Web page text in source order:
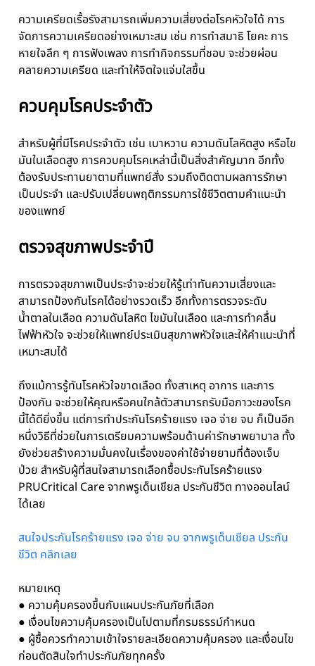
ความเครียดเรื้อรังสามารถเพิ่มความเสี่ยงต่อโรคหัวใจได้ การ
จัดการความเครียดอย่างเหมาะสม เช่น การทำสมาธิ โยคะ การ
หายใจลึก ๆ การฟังเพลง การทำกิจกรรมที่ชอบ จะช่วยผ่อน
คลายความเครียด และทำให้จิตใจแจ่มใสขึ้น
ควบคุมโรคประจำตัว
สำหรับผู้ที่มีโรคประจำตัว เช่น เบาหวาน ความดันโลหิตสูง หรือไข
มันในเลือดสูง การควบคุมโรคเหล่านี้เป็นสิ่งสำคัญมาก อีกทั้ง
ต้องรับประทานยาตามที่แพทย์สั่ง รวมถึงติดตามผลการรักษา
เป็นประจำ และปรับเปลี่ยนพฤติกรรมการใช้ชีวิตตามคำแนะนำ
ของแพทย์
ตรวจสุขภาพประจำปี
การตรวจสุขภาพเป็นประจำจะช่วยให้รู้เท่าทันความเสี่ยงและ
สามารถป้องกันโรคได้อย่างรวดเร็ว อีกทั้งการตรวจระดับ
น้ำตาลในเลือด ความดันโลหิต ไขมันในเลือด และการทำคลื่น
ไฟฟ้าหัวใจ จะช่วยให้แพทย์ประเมินสุขภาพหัวใจและให้คำแนะนำที่
เหมาะสมได้
ถึงแม้การรู้ทันโรคหัวใจขาดเลือด ทั้งสาเหตุ อาการ และการ
ป้องกัน จะช่วยให้คุณหรือคนใกล้ตัวสามารถรับมือภาวะของโรค
นี้ได้ดียิ่งขึ้น แต่การทำประกันโรคร้ายแรง เจอ จ่าย จบ ก็เป็นอีก
หนึ่งวิธีที่ช่วยในการเตรียมความพร้อมด้านค่ารักษาพยาบาล ทั้ง
ยังช่วยสร้างความมั่นคงในเรื่องของค่าใช้จ่ายยามที่ต้องเจ็บ
ป่วย สำหรับผู้ที่สนใจสามารถเลือกซื้อประกันโรคร้ายแรง
PRUCritical Care จากพรูเด็นเชียล ประกันชีวิต ทางออนไลน์
ได้เลย
สนใจประกันโรคร้ายแรง เจอ จ่าย จบ จากพรูเด็นเชียล ประกัน
ชีวิต คลิกเลย
หมายเหตุ
● ความคุ้มครองขึ้นกับแผนประกันภัยที่เลือก
● เงื่อนไขความคุ้มครองเป็นไปตามที่กรมธรรม์กำหนด
● ผู้ซื้อควรทำความเข้าใจรายละเอียดความคุ้มครอง และเงื่อนไข
ก่อนตัดสินใจทำประกันภัยทุกครั้ง